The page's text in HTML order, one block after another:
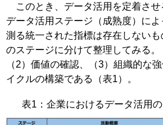
このとき、データ活用を定着させ
データ活用ステージ（成熟度）に
測る統一された指標は存在しない
のステージに分けて整理してみる。
（2）価値の確認、（3）組織的な
イクルの構築である（表1）。
表1：企業におけるデータ活用の